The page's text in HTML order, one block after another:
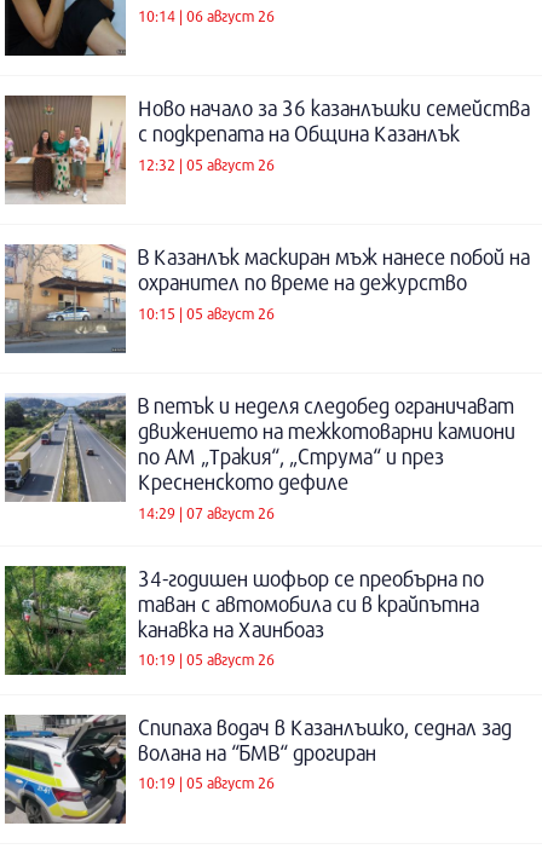
10:14 | 06 август 26
Ново начало за 36 казанлъшки семейства
с подкрепата на Община Казанлък
12:32 | 05 август 26
В Казанлък маскиран мъж нанесе побой на
охранител по време на дежурство
10:15 | 05 август 26
В петък и неделя следобед ограничават
движението на тежкотоварни камиони
по АМ „Тракия“, „Струма“ и през
Кресненското дефиле
14:29 | 07 август 26
34-годишен шофьор се преобърна по
таван с автомобила си в крайпътна
канавка на Хаинбоаз
10:19 | 05 август 26
Спипаха водач в Казанлъшко, седнал зад
волана на “БМВ“ дрогиран
10:19 | 05 август 26